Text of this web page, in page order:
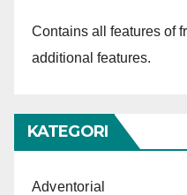
Contains all features of
additional features.
KATEGORI
Adventorial